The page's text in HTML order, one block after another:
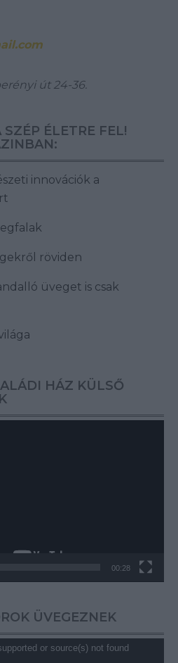
út 24-36.
ÉLETRE FEL!
innovációk a
röviden
üveget is csak
HÁZ KÜLSŐ
00:28
ÜVEGEZNEK
or source(s) not found